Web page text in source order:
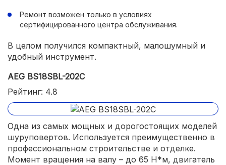
Ремонт возможен только в условиях
сертифицированного центра обслуживания.
В целом получился компактный, малошумный и
удобный инструмент.
AEG BS18SBL-202C
Рейтинг: 4.8
Одна из самых мощных и дорогостоящих моделей
шуруповертов. Используется преимущественно в
профессиональном строительстве и отделке.
Момент вращения на валу – до 65 Н*м, двигатель